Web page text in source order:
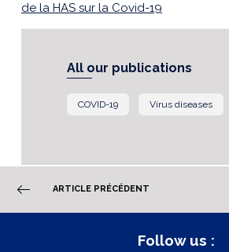
de la HAS sur la Covid-19
All our publications
COVID-19 Virus diseases
ARTICLE PRÉCÉDENT
Follow us :